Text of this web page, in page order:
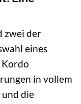
zwei der
eines
Kordo
in vollem
die